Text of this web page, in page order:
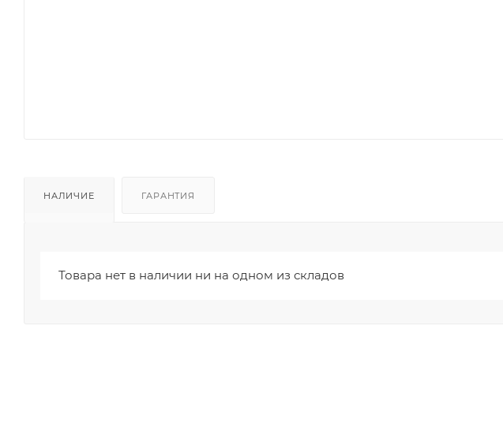
НАЛИЧИЕ ГАРАНТИЯ
Товара нет в наличии ни на одном из складов